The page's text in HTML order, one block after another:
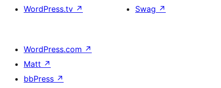
WordPress.tv ↗
Swag ↗
WordPress.com ↗
Matt ↗
bbPress ↗